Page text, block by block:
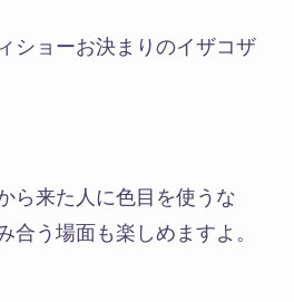
ショーお決まりのイザコザ
ら来た人に色目を使うな
合う場面も楽しめますよ。